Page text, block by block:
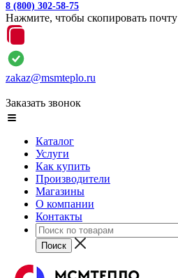
8 (800) 302-58-75
Нажмите, чтобы скопировать почту
zakaz@msmteplo.ru
Заказать звонок
Каталог
Услуги
Как купить
Производители
Магазины
О компании
Контакты